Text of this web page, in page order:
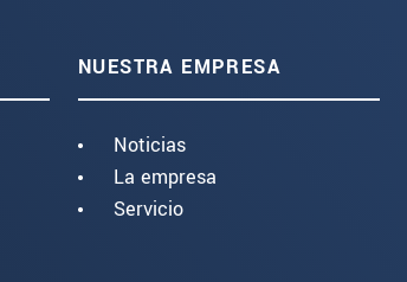
NUESTRA EMPRESA
Noticias
La empresa
Servicio